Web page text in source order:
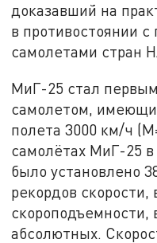
доказавший на
в противостоянии
самолетами стран
МиГ-25 стал
самолетом,
полета 3000 км/ч
самолётах МиГ-25 в
было установлено
рекордов
скороподъемности,
абсолютных.